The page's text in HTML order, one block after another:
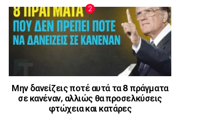
Μην δανείζεις ποτέ αυτά τα 8 πράγματα
σε κανέναν, αλλιώς θα προσελκύσεις
φτώχεια και κατάρες